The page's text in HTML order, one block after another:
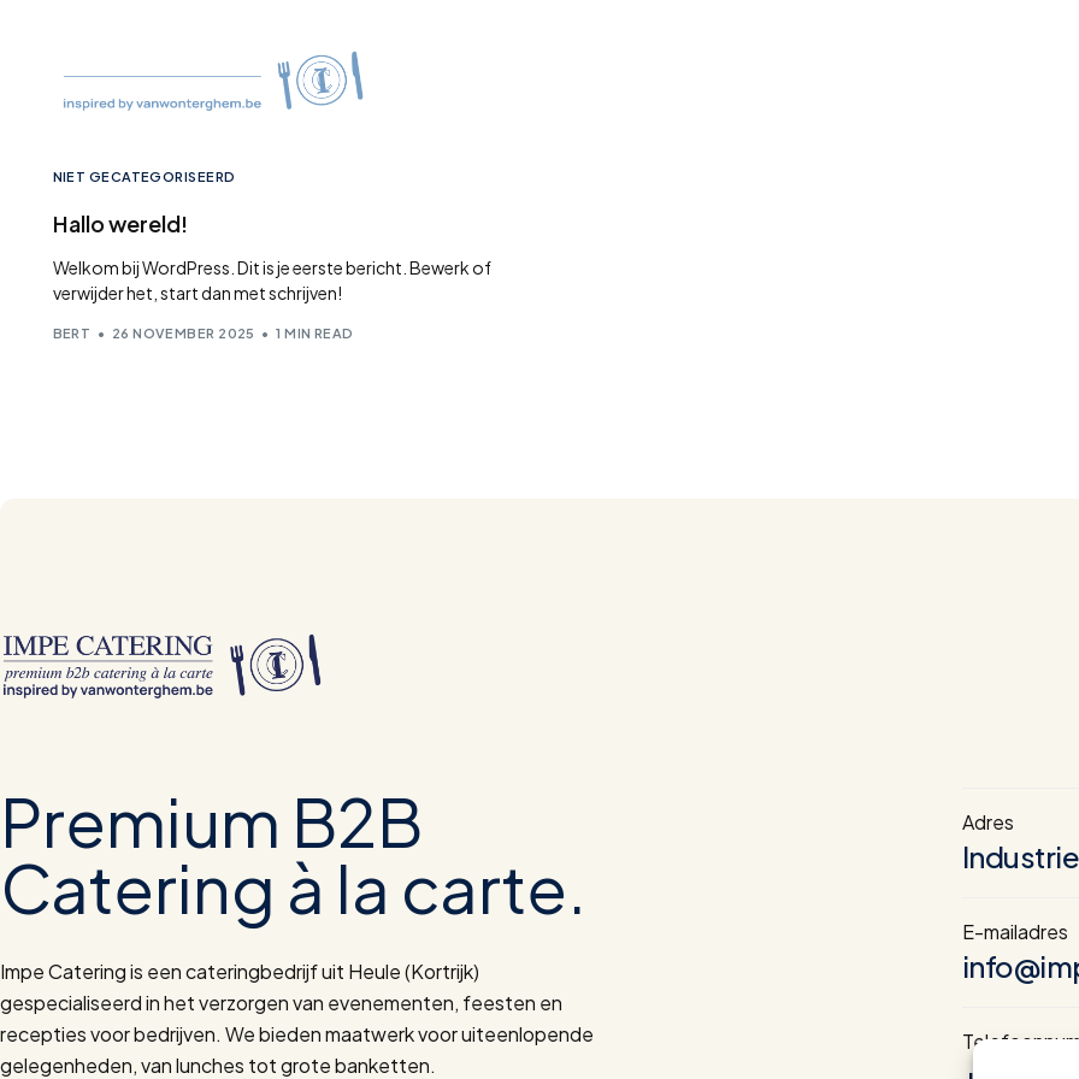
NIET GECATEGORISEERD
Hallo wereld!
Welkom bij WordPress. Dit is je eerste bericht. Bewerk of
verwijder het, start dan met schrijven!
BERT 26 NOVEMBER 2025 1 MIN READ
Premium B2B
Catering à la carte.
Impe Catering is een cateringbedrijf uit Heule (Kortrijk)
gespecialiseerd in het verzorgen van evenementen, feesten en
recepties voor bedrijven. We bieden maatwerk voor uiteenlopende
gelegenheden, van lunches tot grote banketten.
Adres
E-mailadres